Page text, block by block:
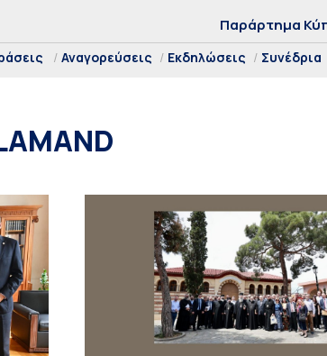
Παράρτημα
Αναγορεύσεις Εκδηλώσεις Συνέδρια